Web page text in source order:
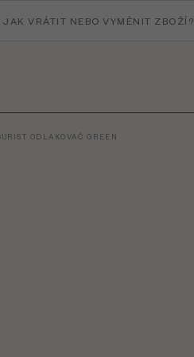
JAK VRÁTIT NEBO VYMĚNIT ZBOŽÍ?
ODLAKOVAČ GREEN